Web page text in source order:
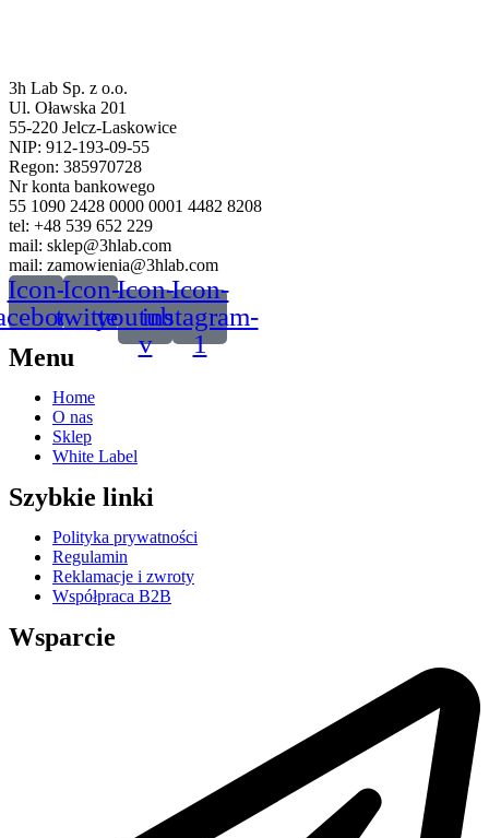
3h Lab Sp. z o.o.
Ul. Oławska 201
55-220 Jelcz-Laskowice
NIP: 912-193-09-55
Regon: 385970728
Nr konta bankowego
55 1090 2428 0000 0001 4482 8208
tel: +48 539 652 229
mail: sklep@3hlab.com
mail: zamowienia@3hlab.com
Icon-Icon-
twitter
Icon-
youtube-
v
Icon-
instagram-
1
Menu
Home
O nas
Sklep
White Label
Szybkie linki
Polityka prywatności
Regulamin
Reklamacje i zwroty
Współpraca B2B
Wsparcie